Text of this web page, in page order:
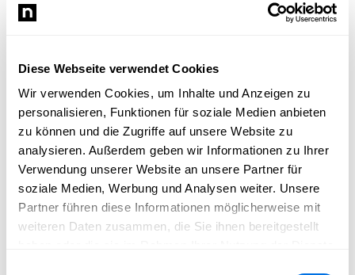
Diese Webseite verwendet Cookies
Wir verwenden Cookies, um Inhalte und Anzeigen zu
personalisieren, Funktionen für soziale Medien anbieten
zu können und die Zugriffe auf unsere Website zu
analysieren. Außerdem geben wir Informationen zu Ihrer
Verwendung unserer Website an unsere Partner für
soziale Medien, Werbung und Analysen weiter. Unsere
Partner führen diese Informationen möglicherweise mit
weiteren Daten zusammen, die Sie ihnen bereitgestellt
für Transformation und Neubeginn - finde Kraft & Mut für
Bei Fragen und weiteren Infos gerne an mich wenden
unter:
nina.siebert@mukande-yoga.de
Mukande Yoga Zentrum Ladenburg
VHS Ladenburg-Ilvesheim
Download